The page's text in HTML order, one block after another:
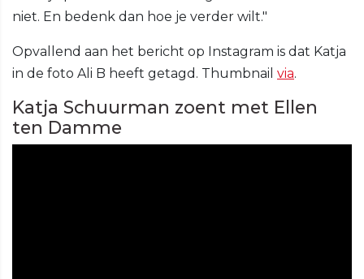
niet. En bedenk dan hoe je verder wilt."
Opvallend aan het bericht op Instagram is dat Katja
in de foto Ali B heeft getagd. Thumbnail via.
Katja Schuurman zoent met Ellen
ten Damme